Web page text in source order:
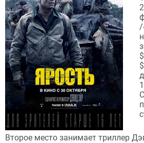
/
Второе место занимает триллер